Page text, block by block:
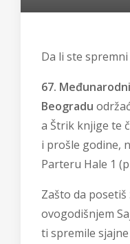
Da li ste
67.
Beogradu
a Štrik knjige te
i prošle godine,
Parteru Hale 1
Zašto da
ovogodišnjem
ti spremile